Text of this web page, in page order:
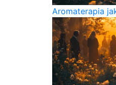
Aromaterapia